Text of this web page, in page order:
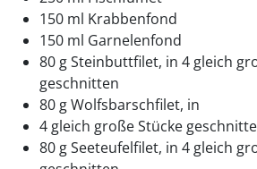
150 ml Krabbenfond
150 ml Garnelenfond
80 g Steinbuttﬁlet, in 4 gleich
geschnitten
80 g Wolfsbarschﬁlet, in
4 gleich große Stücke
80 g Seeteufelﬁlet, in 4 gleich